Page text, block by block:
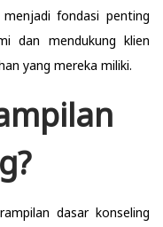
fondasi penting
dan mendukung klien
yang mereka miliki.
dasar konseling